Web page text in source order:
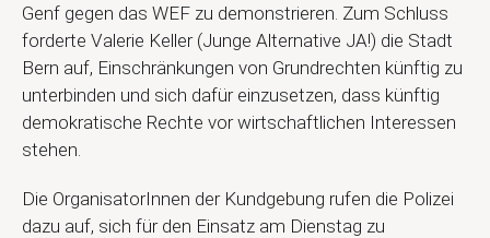
Genf gegen das WEF zu demonstrieren. Zum Schluss
forderte Valerie Keller (Junge Alternative JA!) die Stadt
Bern auf, Einschränkungen von Grundrechten künftig zu
unterbinden und sich dafür einzusetzen, dass künftig
demokratische Rechte vor wirtschaftlichen Interessen
stehen.
Die OrganisatorInnen der Kundgebung rufen die Polizei
dazu auf, sich für den Einsatz am Dienstag zu